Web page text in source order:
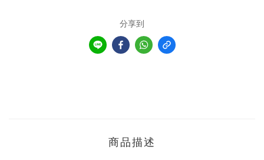
分享到
商品描述